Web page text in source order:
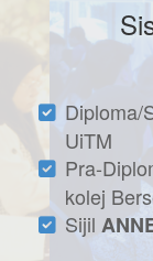
Diploma/
UiTM
Pra-
kolej
Sijil